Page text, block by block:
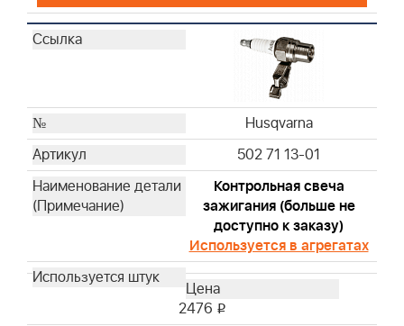
Husqvarna
502 71 13-01
Контрольная свеча
зажигания (больше не
доступно к заказу)
Используется в агрегатах
2476 i